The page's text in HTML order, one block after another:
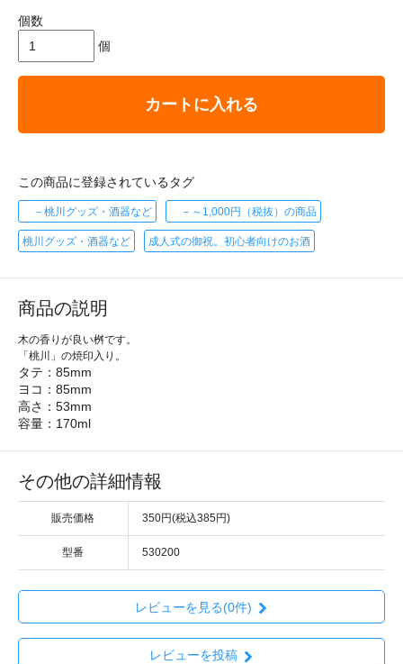
個数
個
カートに入れる
この商品に登録されているタグ
－桃川グッズ・酒器など －～1,000円（税抜）の商品
桃川グッズ・酒器など 成人式の御祝。初心者向けのお酒
商品の説明
木の香りが良い桝です。
「桃川」の焼印入り。
タテ：85mm
ヨコ：85mm
高さ：53mm
容量：170ml
その他の詳細情報
販売価格 350円(税込385円)
型番 530200
レビューを見る(0件)
レビューを投稿